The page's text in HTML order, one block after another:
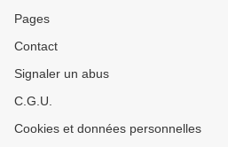
Pages
Contact
Signaler un abus
C.G.U.
Cookies et données personnelles